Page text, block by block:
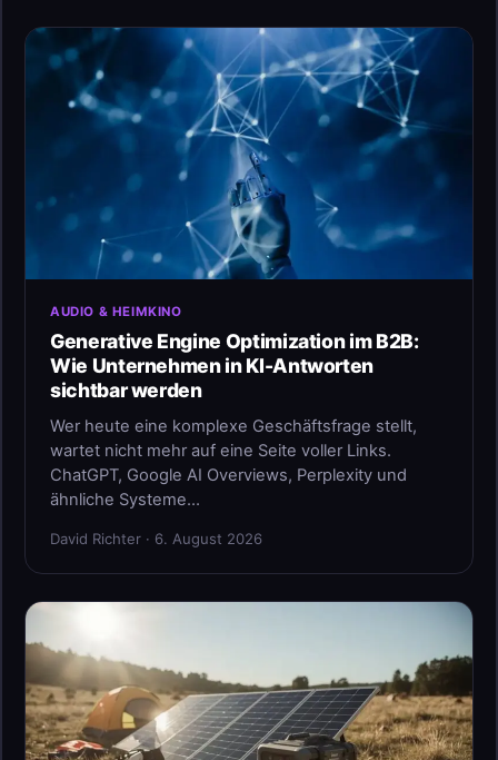
AUDIO & HEIMKINO
Generative Engine Optimization im B2B:
Wie Unternehmen in KI-Antworten
sichtbar werden
Wer heute eine komplexe Geschäftsfrage stellt,
wartet nicht mehr auf eine Seite voller Links.
ChatGPT, Google AI Overviews, Perplexity und
ähnliche Systeme…
David Richter · 6. August 2026